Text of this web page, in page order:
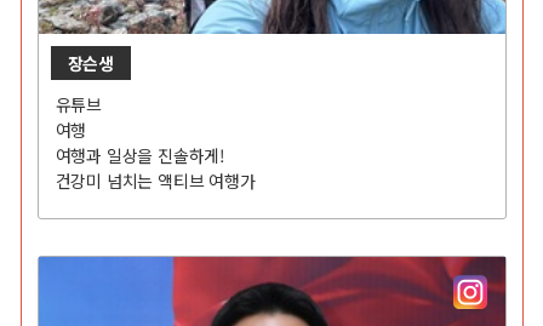
장슨생
유튜브
여행
여행과 일상을 진솔하게!
건강미 넘치는 액티브 여행가